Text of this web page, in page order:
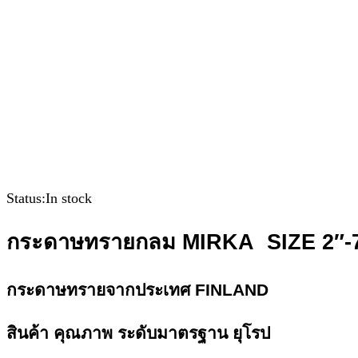
Status:In stock
กระดาษทรายกลม MIRKA SIZE 2″-
กระดาษทรายจากประเทศ FINLAND
สินค้า คุณภาพ ระดับมาตรฐาน ยุโรป